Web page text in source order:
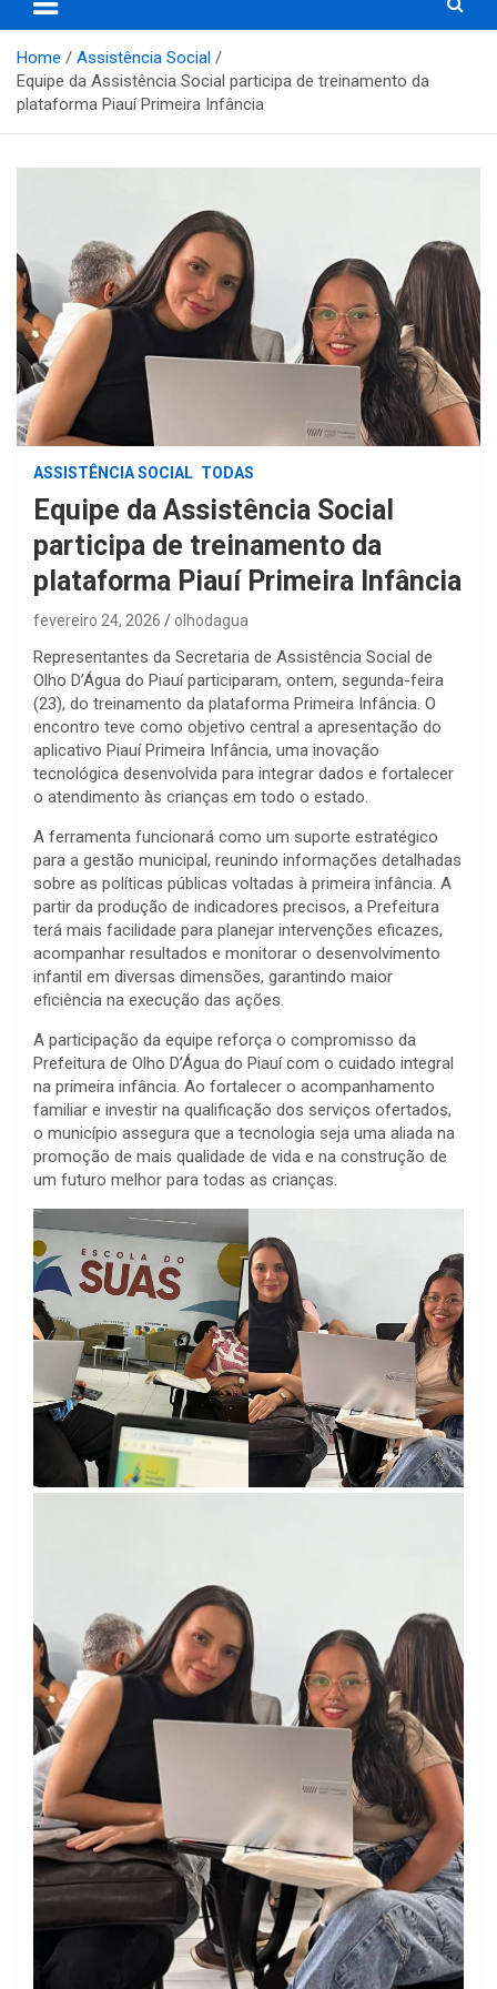
Home
Assistência Social
Equipe da Assistência Social participa de treinamento da
plataforma Piauí Primeira Infância
ASSISTÊNCIA SOCIAL TODAS
Equipe da Assistência Social
participa de treinamento da
plataforma Piauí Primeira Infância
fevereiro 24, 2026 olhodagua
Representantes da Secretaria de Assistência Social de
Olho D’Água do Piauí participaram, ontem, segunda-feira
(23), do treinamento da plataforma Primeira Infância. O
encontro teve como objetivo central a apresentação do
aplicativo Piauí Primeira Infância, uma inovação
tecnológica desenvolvida para integrar dados e fortalecer
o atendimento às crianças em todo o estado.
A ferramenta funcionará como um suporte estratégico
para a gestão municipal, reunindo informações detalhadas
sobre as políticas públicas voltadas à primeira infância. A
partir da produção de indicadores precisos, a Prefeitura
terá mais facilidade para planejar intervenções eficazes,
acompanhar resultados e monitorar o desenvolvimento
infantil em diversas dimensões, garantindo maior
eficiência na execução das ações.
A participação da equipe reforça o compromisso da
Prefeitura de Olho D’Água do Piauí com o cuidado integral
na primeira infância. Ao fortalecer o acompanhamento
familiar e investir na qualificação dos serviços ofertados,
o município assegura que a tecnologia seja uma aliada na
promoção de mais qualidade de vida e na construção de
um futuro melhor para todas as crianças.